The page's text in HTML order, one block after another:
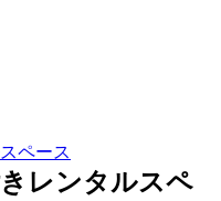
ペース
きレンタルスペ